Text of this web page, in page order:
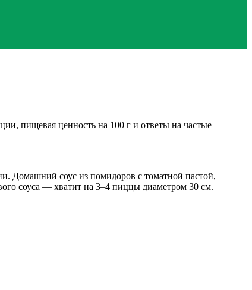
пищевая ценность на 100 г и ответы на частые
Домашний соус из помидоров с томатной пастой,
соуса — хватит на 3–4 пиццы диаметром 30 см.